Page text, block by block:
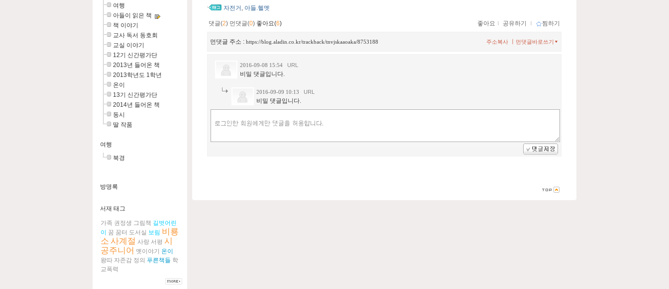
자전거 , 아들.헬멧
댓글(2) 먼댓글(0) 좋아요(6) 좋아요 ｌ 공유하기 ｌ 찜하기
먼댓글 주소 : https://blog.aladin.co.kr/trackback/tnvjskaaoaka/8753188 먼댓글바로쓰기
주소복사
2016-09-08 15:54 URL
비밀 댓글입니다.
2016-09-09 10:13 URL
비밀 댓글입니다.
여행
아들이 읽은 책
책 이야기
교사 독서 동호회
교실 이야기
12기 신간평가단
2013년 들어온 책
2013학년도 1학년
온이
13기 신간평가단
2014년 들어온 책
동시
딸 작품
여행
북경
방명록
서재 태그
가족 권정생 그림책 길벗어린
이
꿈 꿈터 도서실 보림 비룡
소 사계절 사랑 서평 시
공주니어 옛이야기
온이
왕따 자존감 정의 푸른책들 학
교폭력